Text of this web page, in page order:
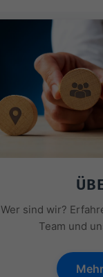
Wer sind wir?
Team und